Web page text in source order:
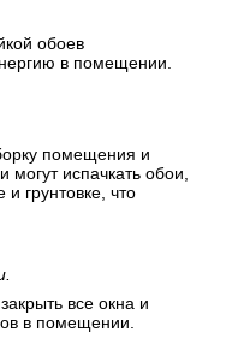
обоев
в помещении.
помещения и
могут испачкать обои,
грунтовке, что
все окна и
в помещении.